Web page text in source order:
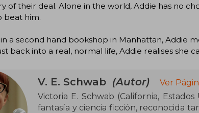
of their deal. Alone in the world, Addie has no
beat him.
a second hand bookshop in Manhattan, Addie
back into a real, normal life, Addie realises she
V. E. Schwab (Autor)
Ver
Victoria E. Schwab (California,
fantasía y ciencia ficción, reconocida